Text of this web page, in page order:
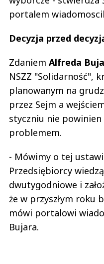
portalem
Decyzja przed
Zdaniem Alfreda
NSZZ "Solidarność",
planowanym na
przez Sejm a
styczniu nie
problemem.
- Mówimy o tej
Przedsiębiorcy
dwutygodniowe i
że w przyszłym roku
mówi portalowi
Bujara.